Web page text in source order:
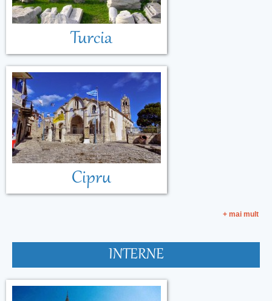
Turcia
Cipru
+ mai mult
INTERNE